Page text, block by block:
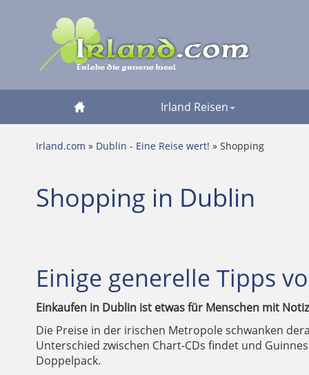
Irland Reisen
Irland.com » Dublin - Eine Reise wert! » Shopping
Shopping in Dublin
Einige generelle Tipps
Einkaufen in Dublin ist etwas für Menschen mit
Die Preise in der irischen Metropole schwanken
Unterschied zwischen Chart-CDs findet und
Doppelpack.